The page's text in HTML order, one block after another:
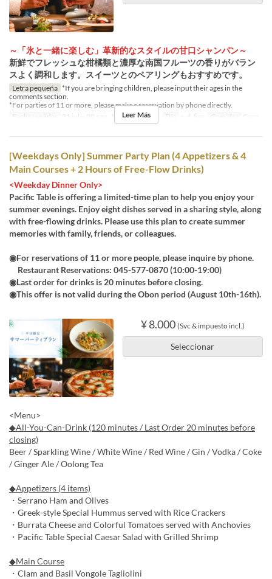
～「氷と一緒に楽しむ」革新的なスタイルの甘口シャンパン～
新鮮でフレッシュな柑橘類と濃厚な南国フルーツの香りがバラン
スよく調和します。スイーツとのペアリングもおすすめです。
Letra pequeña *If you are bringing children, please input their ages in the
comments section.
*For parties of 11 or more, please make a reservation by phone directly.
Fechas validas
21 jul ~ 09 ago, 17 ago ~ 20 ago Día s, d, fies Comidas Cena
Leer Más
[Weekdays Only] Summer Party Plan (4 Appetizers & 4
Main Courses + 2 Hours of Free-Flow Drinks)
<Weekday Dinner Only>
Pacific Table is offering a limited-time plan to help you enjoy your
summer evenings. Enjoy eight dishes served in a sharing style, along
with free-flowing drinks. Please use this plan to create summer
memories with family, friends, or colleagues.
◉For reservations of 11 or more people, please inquire by phone.
Restaurant Reservations: 045-577-0870 (10:00-19:00)
◉Last order for drinks is 20 minutes before closing.
◉This offer is not valid during the Obon period (August 10th-16th).
¥ 8.000 (Svc & impuesto incl.)
Seleccionar
<Menu>
◆All-You-Can-Drink (120 minutes / Last Order 20 minutes before
closing)
Beer / Sparkling Wine / White Wine / Red Wine / Gin / Vodka / Coke
/ Ginger Ale / Oolong Tea
◆Appetizers (4 items)
・Serrano Ham and Olives
・Greek-style Special Hummus served with Rice Crackers
・Burrata Cheese and Colorful Tomatoes served with Anchovies
・Pacific Table Special Caesar Salad with Grilled Shrimp
◆Main Course
・Clam and Basil Vongole Tagliolini